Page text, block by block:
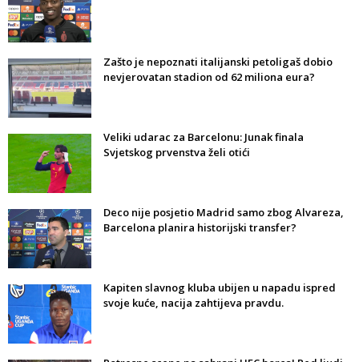
Zašto je nepoznati italijanski petoligaš dobio
nevjerovatan stadion od 62 miliona eura?
Veliki udarac za Barcelonu: Junak finala
Svjetskog prvenstva želi otići
Deco nije posjetio Madrid samo zbog Alvareza,
Barcelona planira historijski transfer?
Kapiten slavnog kluba ubijen u napadu ispred
svoje kuće, nacija zahtijeva pravdu.